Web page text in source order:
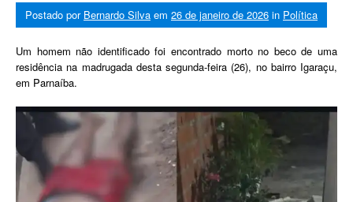
Postado por Bernardo Silva em 26 de janeiro de 2026 in Política
Um homem não identificado foi encontrado morto no beco de uma
residência na madrugada desta segunda-feira (26), no bairro Igaraçu,
em Parnaíba.